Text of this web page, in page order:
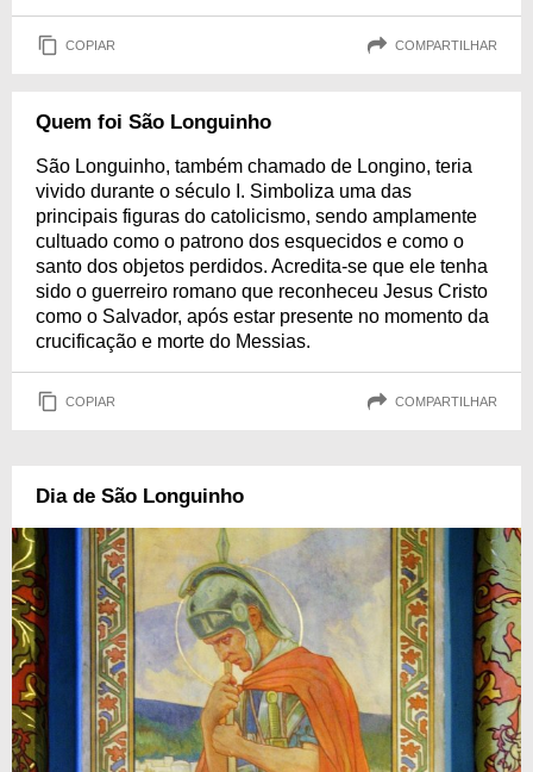
COPIAR COMPARTILHAR
Quem foi São Longuinho
São Longuinho, também chamado de Longino, teria
vivido durante o século I. Simboliza uma das
principais figuras do catolicismo, sendo amplamente
cultuado como o patrono dos esquecidos e como o
santo dos objetos perdidos. Acredita-se que ele tenha
sido o guerreiro romano que reconheceu Jesus Cristo
como o Salvador, após estar presente no momento da
crucificação e morte do Messias.
COPIAR COMPARTILHAR
Dia de São Longuinho